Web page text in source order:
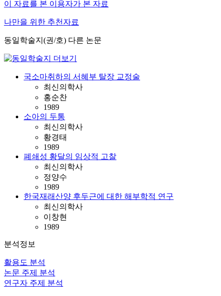
이 자료를 본 이용자가 본 자료
나만을 위한 추천자료
동일학술지(권/호) 다른 논문
국소마취하의 서혜부 탈장 교정술
최신의학사
홍순찬
1989
소아의 두통
최신의학사
황경태
1989
폐쇄성 황달의 임상적 고찰
최신의학사
정양수
1989
한국재래산양 후두근에 대한 해부학적 연구
최신의학사
이창현
1989
분석정보
활용도 분석
논문 주제 분석
연구자 주제 분석